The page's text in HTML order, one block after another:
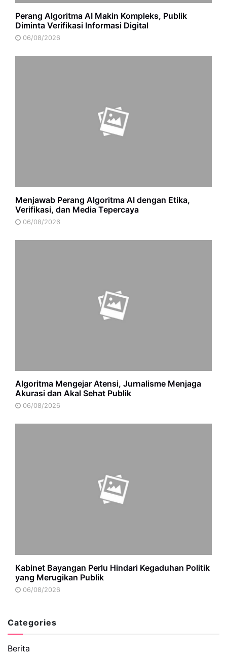
Perang Algoritma AI Makin Kompleks, Publik
Diminta Verifikasi Informasi Digital
06/08/2026
Menjawab Perang Algoritma AI dengan Etika,
Verifikasi, dan Media Tepercaya
06/08/2026
Algoritma Mengejar Atensi, Jurnalisme Menjaga
Akurasi dan Akal Sehat Publik
06/08/2026
Kabinet Bayangan Perlu Hindari Kegaduhan Politik
yang Merugikan Publik
06/08/2026
Categories
Berita